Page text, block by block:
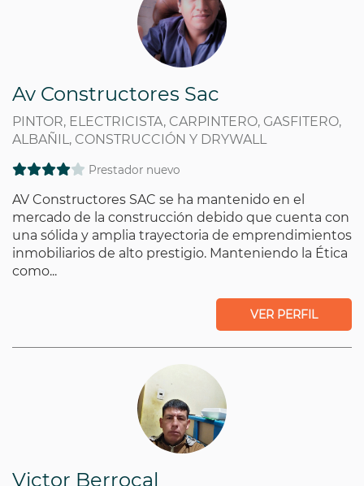
Av Constructores Sac
PINTOR, ELECTRICISTA, CARPINTERO, GASFITERO,
ALBAÑIL, CONSTRUCCIÓN Y DRYWALL
Prestador nuevo
AV Constructores SAC se ha mantenido en el
mercado de la construcción debido que cuenta con
una sólida y amplia trayectoria de emprendimientos
inmobiliarios de alto prestigio. Manteniendo la Ética
como...
VER PERFIL
Victor Berrocal